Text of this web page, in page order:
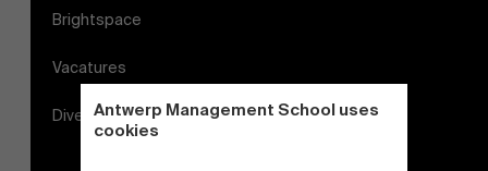
Antwerp Management School uses
cookies
Brightspace
Vacatures
Diversiteits- en Inclusieplan